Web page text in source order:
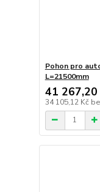
Pohon pro
L=21500mm
41 267,20
34 105,12 Kč